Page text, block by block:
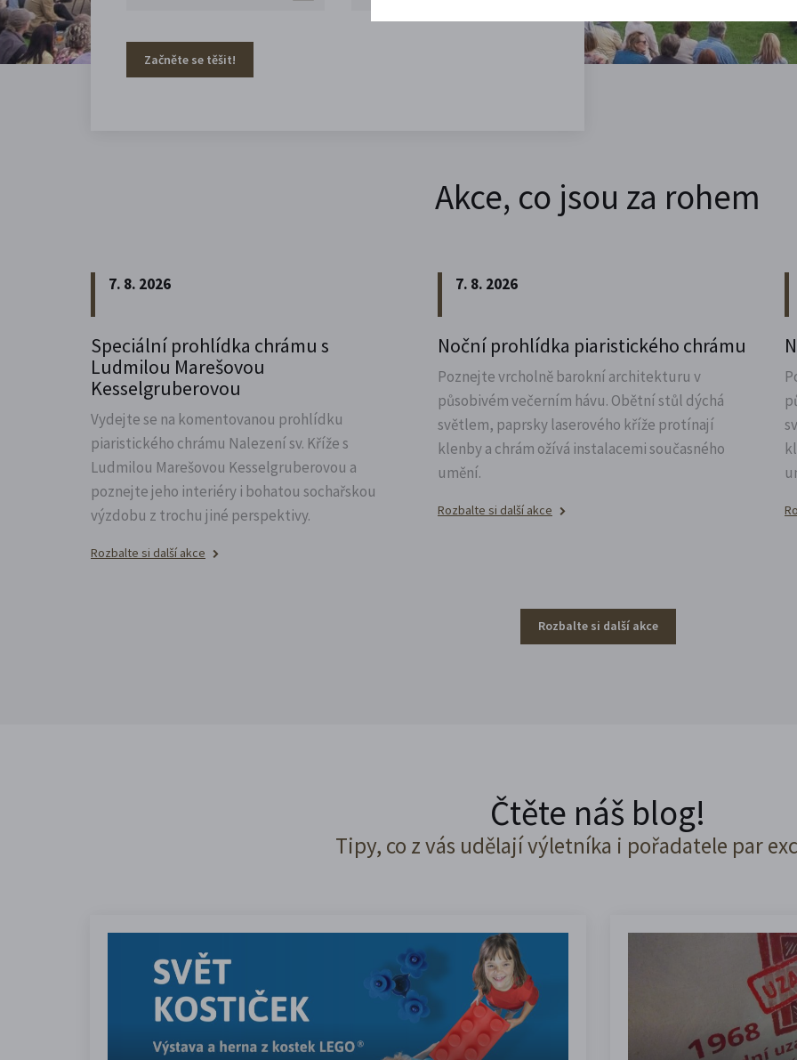
Začněte se těšit!
Akce, co jsou za rohem
7. 8. 2026
Speciální prohlídka chrámu s
Ludmilou Marešovou
Kesselgruberovou
Vydejte se na komentovanou prohlídku
piaristického chrámu Nalezení sv. Kříže s
Ludmilou Marešovou Kesselgruberovou a
poznejte jeho interiéry i bohatou sochařskou
výzdobu z trochu jiné perspektivy.
Rozbalte si další akce
7. 8. 2026
Noční prohlídka piaristického chrámu
Poznejte vrcholně barokní architekturu v
působivém večerním hávu. Obětní stůl dýchá
světlem, paprsky laserového kříže protínají
klenby a chrám ožívá instalacemi současného
umění.
Rozbalte si další akce
Rozbalte si další akce
Čtěte náš blog!
Tipy, co z vás udělají výletníka i pořadatele par